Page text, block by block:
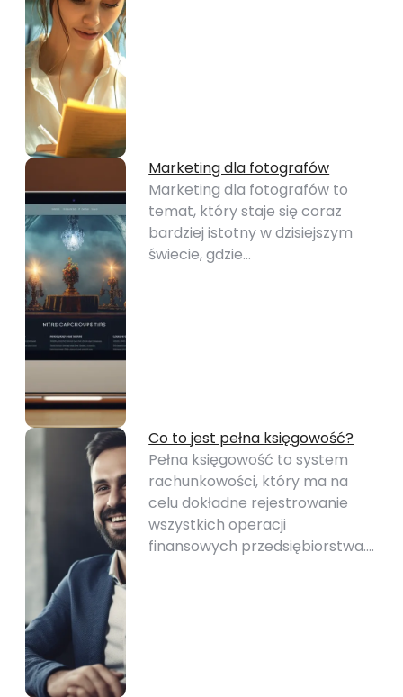
Marketing dla fotografów
Marketing dla fotografów to
temat, który staje się coraz
bardziej istotny w dzisiejszym
świecie, gdzie…
Co to jest pełna księgowość?
Pełna księgowość to system
rachunkowości, który ma na
celu dokładne rejestrowanie
wszystkich operacji
finansowych przedsiębiorstwa.…